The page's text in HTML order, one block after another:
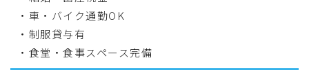
・車・バイク通勤OK
・制服貸与有
・食堂・食事スペース完備